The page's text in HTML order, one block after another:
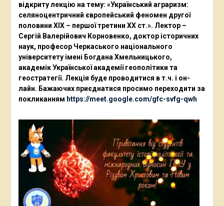
відкриту лекцію на тему: «Український аграризм:
селяноцентричний європейський феномен другої
половини ХІХ – першої третини ХХ ст.». Лектор –
Сергій Валерійович Корновенко, доктор історичних
наук, професор Черкаського національного
університету імені Богдана Хмельницького,
академік Української академії геополітики та
геостратегії. Лекція буде проводитися в т.ч. і он-
лайн. Бажаючих приєднатися просимо переходити за
покликанням https://meet.google.com/gfc-svfg-qwh